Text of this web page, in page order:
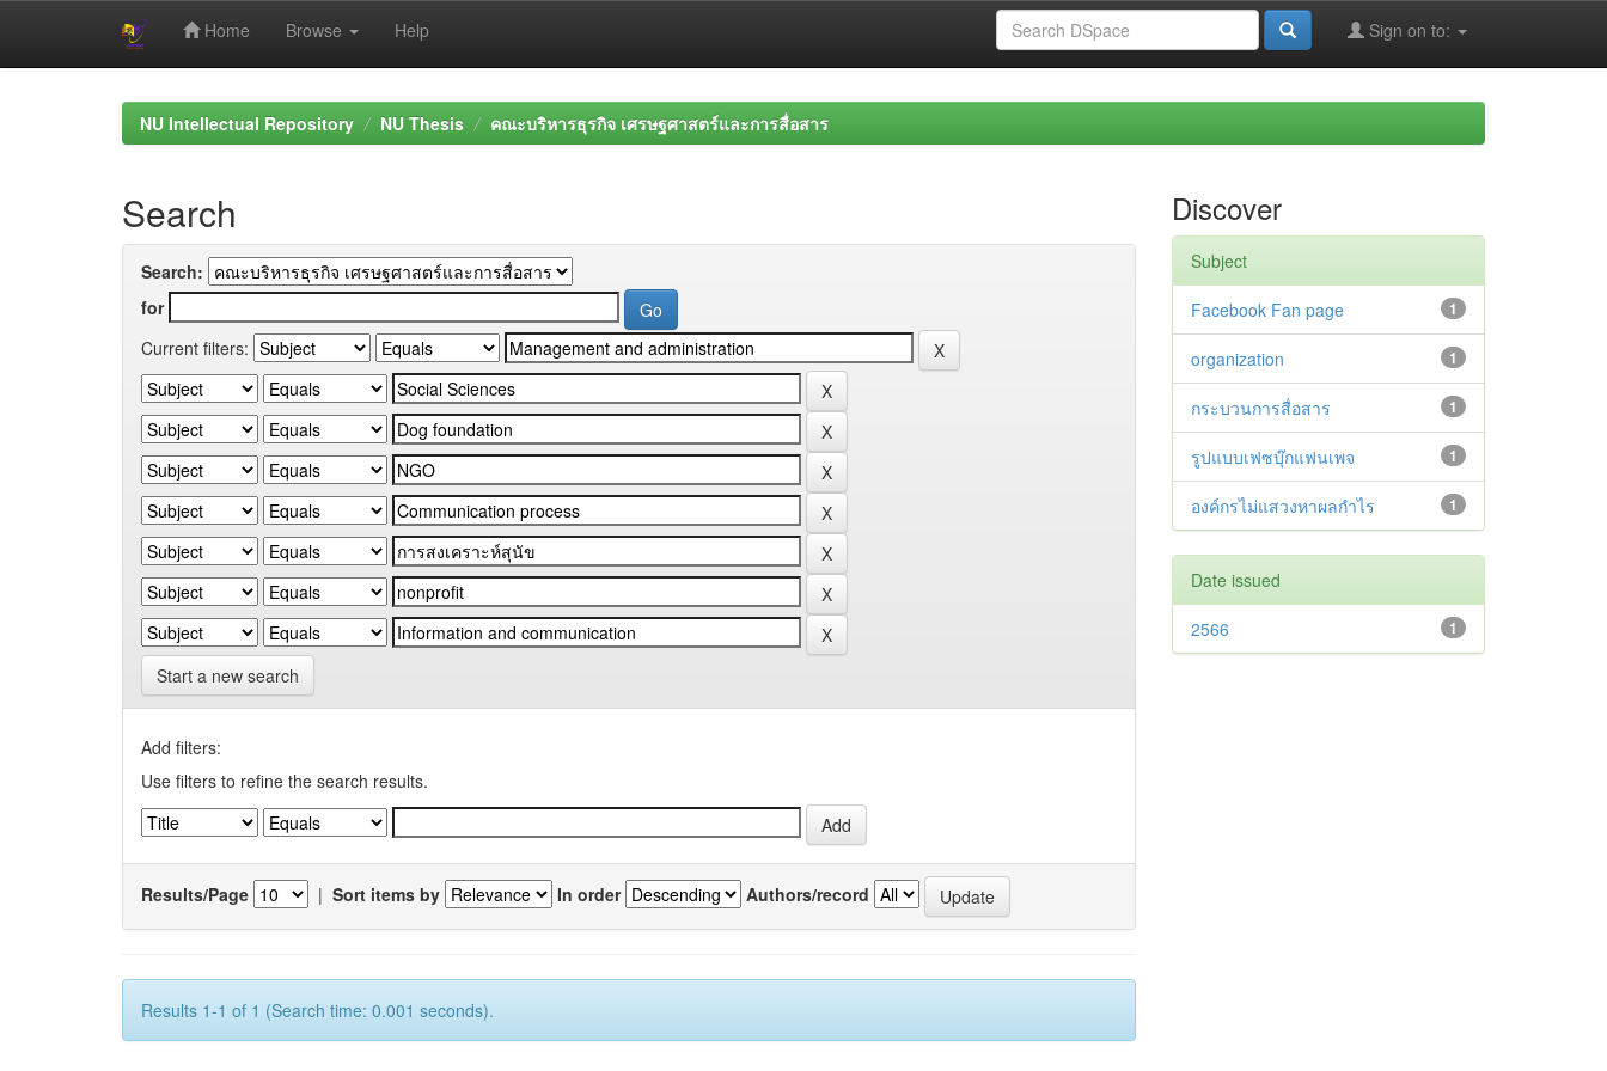
Home Browse Help Sign on to:
NU Intellectual Repository NU Thesis คณะบริหารธุรกิจ เศรษฐศาสตร์และการสื่อสาร
Search
Search:
for
Current filters:
Start a new search
Add filters:
Use filters to refine the search results.
Results/Page | Sort items by In order Authors/record
Results 1-1 of 1 (Search time: 0.001 seconds).
Discover
Subject
1
Facebook Fan page
1
organization
1
กระบวนการสื่อสาร
1
รูปแบบเฟซบุ๊กแฟนเพจ
1
องค์กรไม่แสวงหาผลกำไร
Date issued
1
2566